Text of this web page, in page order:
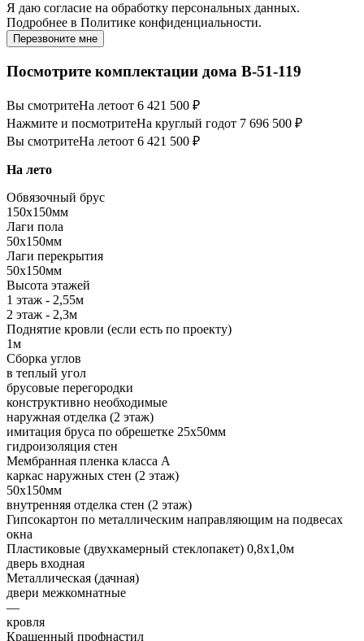
Я даю согласие на обработку персональных данных.
Подробнее в Политике конфиденциальности.
Перезвоните мне
Посмотрите комплектации дома B-51-119
Вы смотритеНа летоот 6 421 500 ₽
Нажмите и посмотритеНа круглый годот 7 696 500 ₽
Вы смотритеНа летоот 6 421 500 ₽
На лето
Обвязочный брус
150х150мм
Лаги пола
50х150мм
Лаги перекрытия
50х150мм
Высота этажей
1 этаж - 2,55м
2 этаж - 2,3м
Поднятие кровли (если есть по проекту)
1м
Сборка углов
в теплый угол
брусовые перегородки
конструктивно необходимые
наружная отделка (2 этаж)
имитация бруса по обрешетке 25х50мм
гидроизоляция стен
Мембранная пленка класса А
каркас наружных стен (2 этаж)
50х150мм
внутренняя отделка стен (2 этаж)
Гипсокартон по металлическим направляющим на подвесах
окна
Пластиковые (двухкамерный стеклопакет) 0,8х1,0м
дверь входная
Металлическая (дачная)
двери межкомнатные
—
кровля
Крашенный профнастил